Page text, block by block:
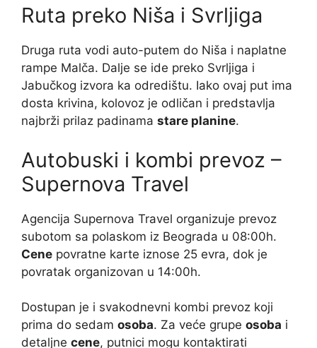
Ruta preko Niša i Svrljiga
Druga ruta vodi auto-putem do Niša i naplatne
rampe Malča. Dalje se ide preko Svrljiga i
Jabučkog izvora ka odredištu. Iako ovaj put ima
dosta krivina, kolovoz je odličan i predstavlja
najbrži prilaz padinama stare planine.
Autobuski i kombi prevoz –
Supernova Travel
Agencija Supernova Travel organizuje prevoz
subotom sa polaskom iz Beograda u 08:00h.
Cene povratne karte iznose 25 evra, dok je
povratak organizovan u 14:00h.
Dostupan je i svakodnevni kombi prevoz koji
prima do sedam osoba. Za veće grupe osoba i
detaljne cene, putnici mogu kontaktirati